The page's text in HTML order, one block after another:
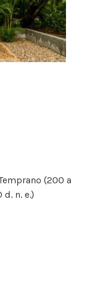
(200 a
d. n. e.)